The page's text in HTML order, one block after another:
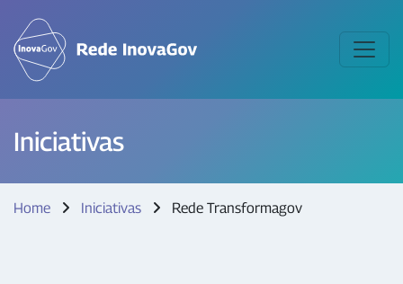
Iniciativas
Home Iniciativas Rede Transformagov